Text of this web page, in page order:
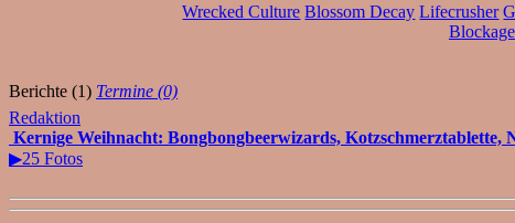
Wrecked Culture Blossom Decay Lifecrusher
Blockage
Berichte (1) Termine (0)
Redaktion
Kernige Weihnacht: Bongbongbeerwizards, Kotzschmerztablette,
▶25 Fotos